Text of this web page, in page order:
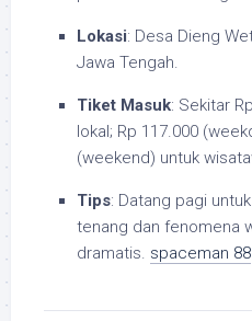
Lokasi: Desa Dieng
Jawa Tengah.
Tiket Masuk: Sekitar
lokal; Rp 117.000
(weekend) untuk
Tips: Datang pagi
tenang dan fenomena
dramatis. spaceman 88